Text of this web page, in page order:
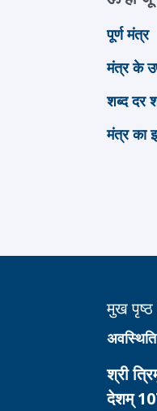
पूर्ण मंत्र
मंत्र के
शब्द दर
मंत्र का
मुख पृष्ठ
अवस्थिति
श्री
देशम्